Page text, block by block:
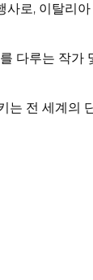
로, 이탈리
다루는 작가
전 세계의